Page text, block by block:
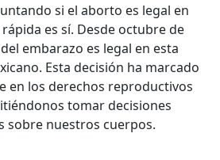
si el aborto es legal en
es sí. Desde octubre de
embarazo es legal en esta
Esta decisión ha marcado
en los derechos reproductivos
tomar decisiones
sobre nuestros cuerpos.